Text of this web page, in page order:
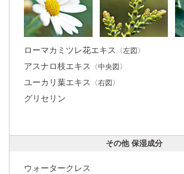
乾燥して硬くなりがちな角層細胞の中の
ケラチン線維に水分を抱え込ませる。角
層がやわらかくなり、うるおいで満ち溢
れた肌へ。
ローマカミツレ花エキス 〈左図〉
アスナロ枝エキス 〈中央図〉
ユーカリ葉エキス 〈右図〉
グリセリン
その他 保湿成分
ウォータークレス